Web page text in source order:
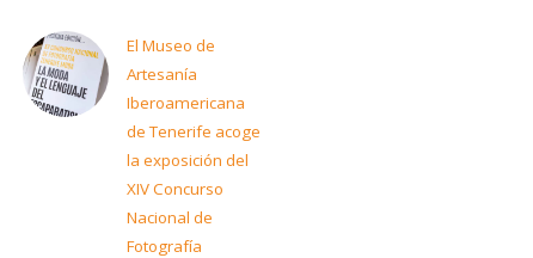
El Museo de
Artesanía
Iberoamericana
de Tenerife acoge
la exposición del
XIV Concurso
Nacional de
Fotografía